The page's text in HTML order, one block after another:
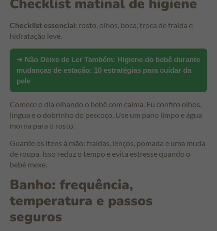
Checklist matinal de higiene
Checklist essencial: rosto, olhos, boca, troca de fralda e
hidratação leve.
➜ Não Deixe de Ler Também: Higiene do bebê durante
mudanças de estação: 10 estratégias para cuidar da
pele
Comece o dia olhando o bebê com calma. Eu confiro olhos,
língua e o dobrinho do pescoço. Use um pano limpo e água
morna para o rosto.
Guarde os itens à mão: fraldas, lenços, pomada e uma muda
de roupa. Isso reduz o tempo e evita estresse quando o
bebê mexe.
Banho: frequência,
temperatura e passos
seguros